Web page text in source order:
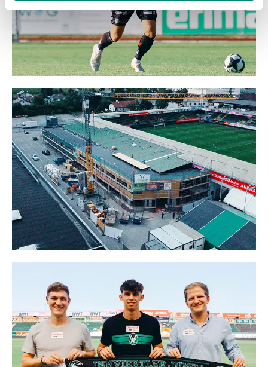
Weitere Details, insbesondere zu Speicherdauer und
Empfänger entnehmen Sie unserer
Datenschutzerklärung.